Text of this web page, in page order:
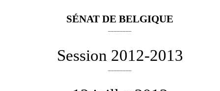
SÉNAT DE BELGIQUE
Session 2012-2013